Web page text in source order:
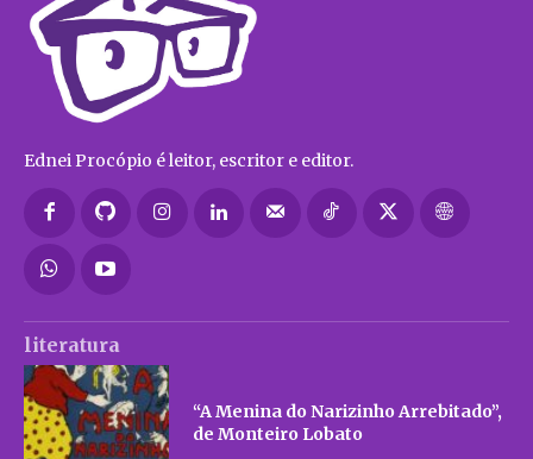
Ednei Procópio é leitor, escritor e editor.
literatura
“A Menina do Narizinho Arrebitado”,
de Monteiro Lobato